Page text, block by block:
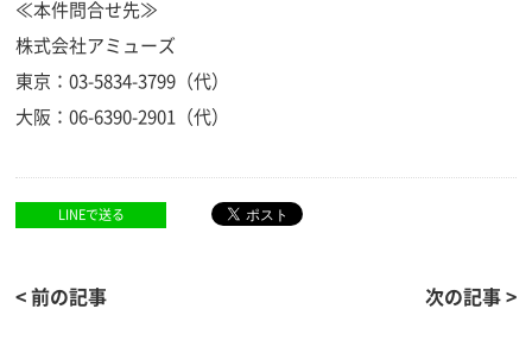
≪本件問合せ先≫
株式会社アミューズ
東京：03-5834-3799（代）
大阪：06-6390-2901（代）
LINEで送る
< 前の記事 次の記事 >